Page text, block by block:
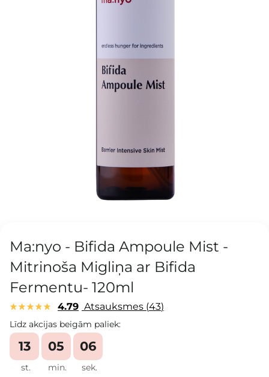
Ma:nyo - Bifida Ampoule Mist -
Mitrinoša Migliņa ar Bifida
Fermentu- 120ml
4.79 Atsauksmes 43
Līdz akcijas beigām paliek:
st.
13
min.
05
sek.
05